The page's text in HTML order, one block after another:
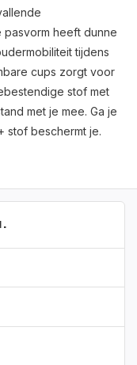
heeft dunne
tijdens
cups zorgt voor
stof met
met je mee. Ga je
stof beschermt je.